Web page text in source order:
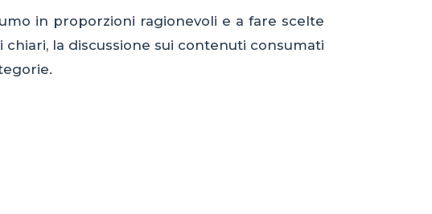
in proporzioni ragionevoli e a fare scelte
la discussione sui contenuti consumati